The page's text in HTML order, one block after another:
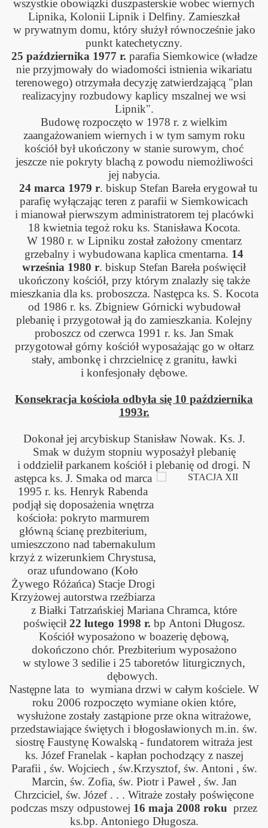
wszystkie obowiązki duszpasterskie wobec wiernych
Lipnika, Kolonii Lipnik i Delfiny. Zamieszkał
w prywatnym domu, który służył równocześnie jako
punkt katechetyczny.
25 października 1977 r. parafia Siemkowice (władze
nie przyjmowały do wiadomości istnienia wikariatu
terenowego) otrzymała decyzję zatwierdzającą "plan
realizacyjny rozbudowy kaplicy mszalnej we wsi
Lipnik".
Budowę rozpoczęto w 1978 r. z wielkim
zaangażowaniem wiernych i w tym samym roku
kościół był ukończony w stanie surowym, choć
jeszcze nie pokryty blachą z powodu niemożliwości
jej nabycia.
24 marca 1979 r. biskup Stefan Bareła erygował tu
parafię wyłączając teren z parafii w Siemkowicach
i mianował pierwszym administratorem tej placówki
18 kwietnia tegoż roku ks. Stanisława Kocota.
W 1980 r. w Lipniku został założony cmentarz
grzebalny i wybudowana kaplica cmentarna. 14
września 1980 r. biskup Stefan Bareła poświęcił
ukończony kościół, przy którym znalazły się także
mieszkania dla ks. proboszcza. Następca ks. S. Kocota
od 1986 r. ks. Zbigniew Górnicki wybudował
plebanię i przygotował ją do zamieszkania. Kolejny
proboszcz od czerwca 1991 r. ks. Jan Smak
przygotował górny kościół wyposażając go w ołtarz
stały, ambonkę i chrzcielnicę z granitu, ławki
i konfesjonały dębowe.
Konsekracja kościoła odbyła się 10 października
1993r.
Dokonał jej arcybiskup Stanisław Nowak. Ks. J.
Smak w dużym stopniu wyposażył plebanię
i oddzielił parkanem kościół i plebanię od drogi. N
astępca ks. J. Smaka od marca
1995 r. ks. Henryk Rabenda
podjął się doposażenia wnętrza
kościoła: pokryto marmurem
główną ścianę prezbiterium,
umieszczono nad tabernakulum
krzyż z wizerunkiem Chrystusa,
oraz ufundowano (Koło
Żywego Różańca) Stacje Drogi
Krzyżowej autorstwa rzeźbiarza
z Białki Tatrzańskiej Mariana Chramca, które
poświęcił22 lutego 1998 r. bp Antoni Długosz.
Kościół wyposażono w boazerię dębową,
dokończono chór. Prezbiterium wyposażono
w stylowe 3 sedilie i 25 taboretów liturgicznych,
dębowych.
Następne lata to wymiana drzwi w całym kościele. W
roku 2006 rozpoczęto wymiane okien które,
wysłużone zostały zastąpione prze okna witrażowe,
przedstawiające świętych i błogosławionych m.in. św.
siostrę Faustynę Kowalską - fundatorem witraża jest
ks. Józef Franelak - kapłan pochodzący z naszej
Parafii , św. Wojciech , św.Krzysztof, św. Antoni , św.
Marcin, św. Zofia, św. Piotr i Paweł , św. Jan
Chrzciciel, św. Józef . . . Witraże zostały poświęcone
podczas mszy odpustowej 16 maja 2008 roku przez
ks.bp. Antoniego Długosza.